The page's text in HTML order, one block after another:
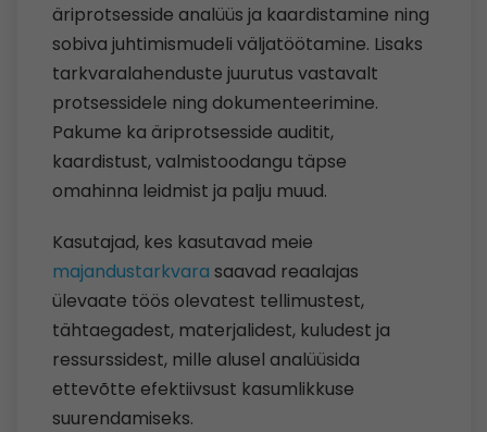
äriprotsesside analüüs ja kaardistamine ning
sobiva juhtimismudeli väljatöötamine. Lisaks
tarkvaralahenduste juurutus vastavalt
protsessidele ning dokumenteerimine.
Pakume ka äriprotsesside auditit,
kaardistust, valmistoodangu täpse
omahinna leidmist ja palju muud.
Kasutajad, kes kasutavad meie
majandustarkvara saavad reaalajas
ülevaate töös olevatest tellimustest,
tähtaegadest, materjalidest, kuludest ja
ressurssidest, mille alusel analüüsida
ettevõtte efektiivsust kasumlikkuse
suurendamiseks.